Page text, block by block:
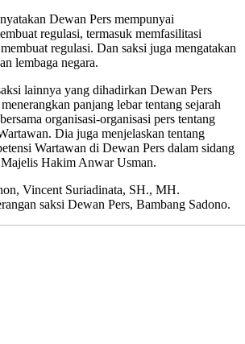
Dewan Pers mempunyai
regulasi, termasuk memfasilitasi
regulasi. Dan saksi juga mengatakan
lembaga negara.
lainnya yang dihadirkan Dewan Pers
panjang lebar tentang sejarah
organisasi-organisasi pers tentang
Dia juga menjelaskan tentang
Wartawan di Dewan Pers dalam sidang
Hakim Anwar Usman.
Vincent Suriadinata, SH., MH.
saksi Dewan Pers, Bambang Sadono.